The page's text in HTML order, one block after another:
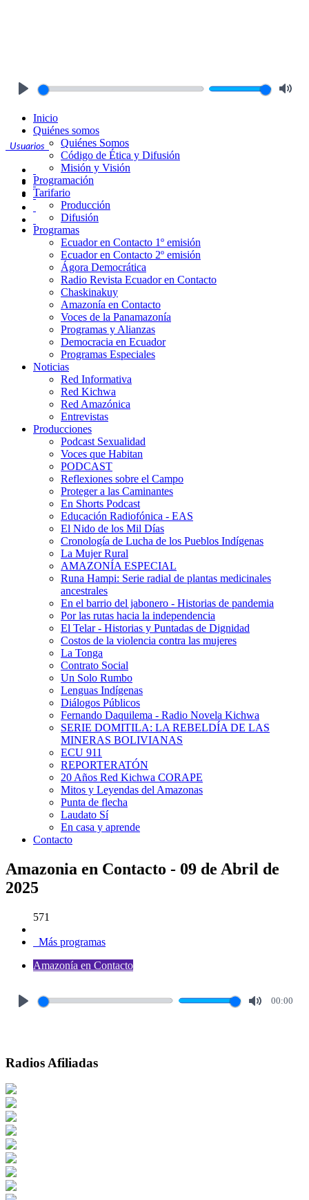
Usuarios
Inicio
Quiénes somos
Quiénes Somos
Código de Ética y Difusión
Misión y Visión
Programación
Tarifario
Producción
Difusión
Programas
Ecuador en Contacto 1º emisión
Ecuador en Contacto 2º emisión
Ágora Democrática
Radio Revista Ecuador en Contacto
Chaskinakuy
Amazonía en Contacto
Voces de la Panamazonía
Programas y Alianzas
Democracia en Ecuador
Programas Especiales
Noticias
Red Informativa
Red Kichwa
Red Amazónica
Entrevistas
Producciones
Podcast Sexualidad
Voces que Habitan
PODCAST
Reflexiones sobre el Campo
Proteger a las Caminantes
En Shorts Podcast
Educación Radiofónica - EAS
El Nido de los Mil Días
Cronología de Lucha de los Pueblos Indígenas
La Mujer Rural
AMAZONÍA ESPECIAL
Runa Hampi: Serie radial de plantas medicinales
ancestrales
En el barrio del jabonero - Historias de pandemia
Por las rutas hacia la independencia
El Telar - Historias y Puntadas de Dignidad
Costos de la violencia contra las mujeres
La Tonga
Contrato Social
Un Solo Rumbo
Lenguas Indígenas
Diálogos Públicos
Fernando Daquilema - Radio Novela Kichwa
SERIE DOMITILA: LA REBELDÍA DE LAS
MINERAS BOLIVIANAS
ECU 911
REPORTERATÓN
20 Años Red Kichwa CORAPE
Mitos y Leyendas del Amazonas
Punta de flecha
Laudato Sí
En casa y aprende
Contacto
Amazonia en Contacto - 09 de Abril de
2025
571
Más programas
Amazonía en Contacto
00:00
Radios Afiliadas